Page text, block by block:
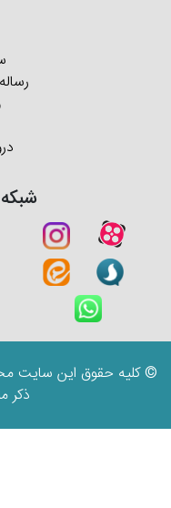
© کلیه حقوق این سایت
ذکر